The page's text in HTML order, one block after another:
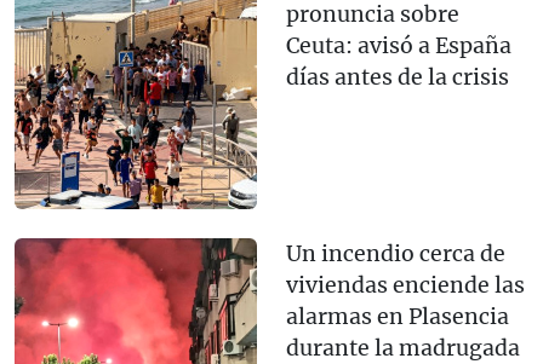
pronuncia sobre
Ceuta: avisó a España
días antes de la crisis
Un incendio cerca de
viviendas enciende las
alarmas en Plasencia
durante la madrugada